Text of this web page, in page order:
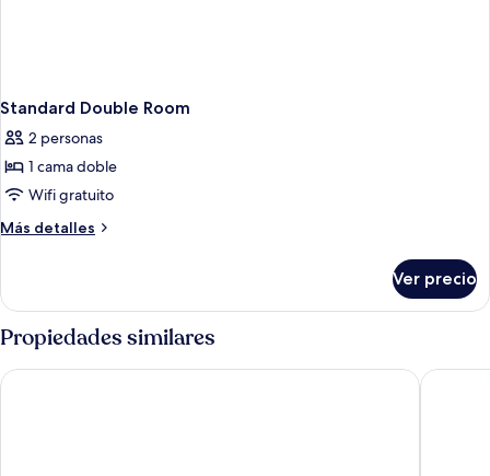
Standard Double Room
2 personas
1 cama doble
Wifi gratuito
Más detalles
Más
Double
Room
Ver precio
Propiedades similares
Fairhaven Hotel The